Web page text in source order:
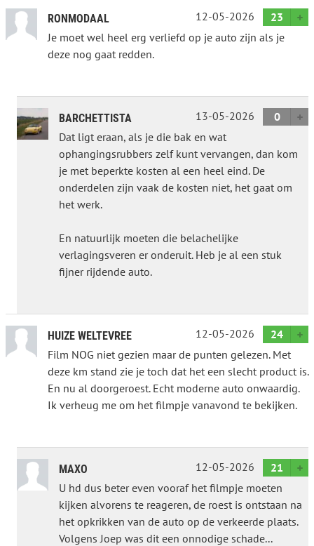
RONMODAAL 12-05-2026
23
Je moet wel heel erg verliefd op je auto zijn als je
deze nog gaat redden.
BARCHETTISTA 13-05-2026
0
Dat ligt eraan, als je die bak en wat
ophangingsrubbers zelf kunt vervangen, dan kom
je met beperkte kosten al een heel eind. De
onderdelen zijn vaak de kosten niet, het gaat om
het werk.
En natuurlijk moeten die belachelijke
verlagingsveren er onderuit. Heb je al een stuk
fijner rijdende auto.
HUIZE WELTEVREE 12-05-2026
24
Film NOG niet gezien maar de punten gelezen. Met
deze km stand zie je toch dat het een slecht product is.
En nu al doorgeroest. Echt moderne auto onwaardig.
Ik verheug me om het filmpje vanavond te bekijken.
MAXO 12-05-2026
21
U hd dus beter even vooraf het filmpje moeten
kijken alvorens te reageren, de roest is ontstaan na
het opkrikken van de auto op de verkeerde plaats.
Volgens Joep was dit een onnodige schade...